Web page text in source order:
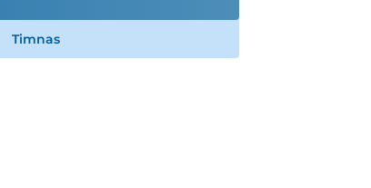
Timnas